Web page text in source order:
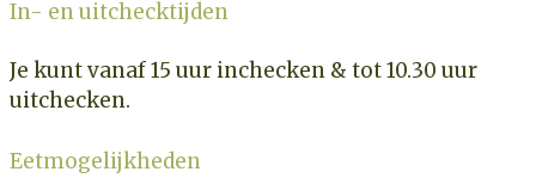
In- en uitchecktijden
Je kunt vanaf 15 uur inchecken & tot 10.30 uur
uitchecken.
Eetmogelijkheden